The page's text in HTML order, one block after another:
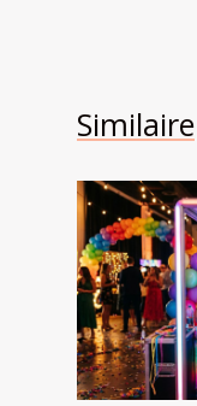
Similaire